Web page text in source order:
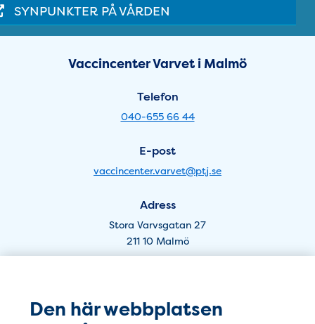
Den här webbplatsen
SYNPUNKTER PÅ VÅRDEN
Öppettider Varvet i Malmö -
Vaccincenter Varvet i Malmö
Telefon
040-655 66 44
E-post
vaccincenter.varvet@ptj.se
Adress
Stora Varvsgatan 27
211 10 Malmö
Öppettider Kung Oskar -